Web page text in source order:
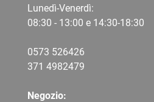
Lunedì-Venerdì:
08:30 - 13:00 e 14:30-18:30
0573 526426
371 4982479
Negozio: